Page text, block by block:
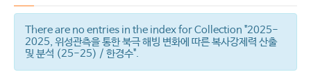
There are no entries in the index for Collection "2025-
2025, 위성관측을 통한 북극 해빙 변화에 따른 복사강제력 산출
및 분석 (25-25) / 한경수".